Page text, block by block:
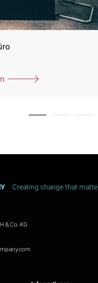
Creating change that
& Co. KG